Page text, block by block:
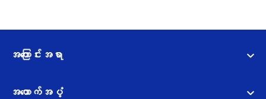
အကြောင်းအရာ
အထောက်အပံ့